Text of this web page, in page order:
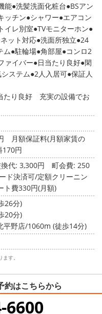
能 洗髪洗面化粧台 BSアン
ッチン シャワー エアコン
イレ別室 TVモニターホン
ット対応 洗面所独立 24
ム 駐輪場 角部屋 コンロ2
ァイバー 日当たり良好 閑
ステム 2人入居可 保証人
り良好 充実の設備でお
月額保証料(月額家賃の
170円
代: 3,300円
町会費: 250
ド決済可/定額クリーニン
ト費330円(月額)
26分)
20分)
平野店/1060m (徒歩14分)
す。
約はこちらから
6600